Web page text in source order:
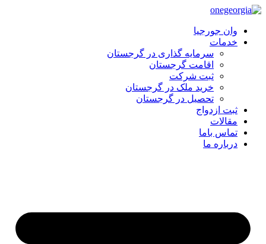
وان جورجیا
خدمات
سرمایه گذاری در گرجستان
اقامت گرجستان
ثبت شرکت
خرید ملک در گرجستان
تحصیل در گرجستان
ثبت ازدواج
مقالات
تماس باما
درباره ما